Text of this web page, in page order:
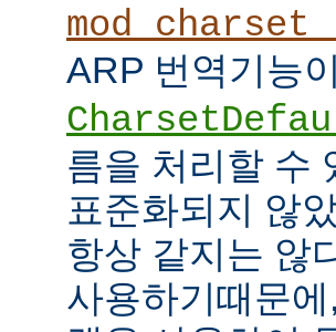
ARP 번역기능이
름을 처리할 수
표준화되지 않
항상 같지는 않
사용하기때문